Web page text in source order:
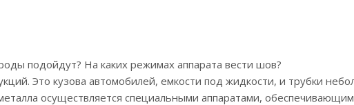
подойдут? На каких режимах аппарата вести шов?
Это кузова автомобилей, емкости под жидкости, и трубки
осуществляется специальными аппаратами,